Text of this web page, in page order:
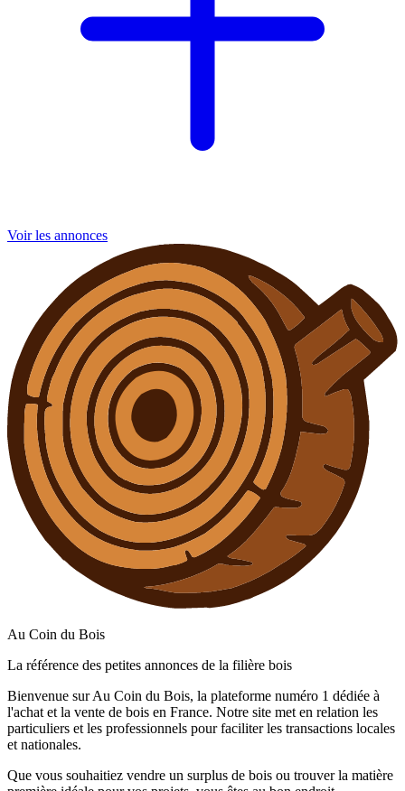
Voir les annonces
Au Coin du Bois
La référence des petites annonces de la filière bois
Bienvenue sur Au Coin du Bois, la plateforme numéro 1 dédiée à
l'achat et la vente de bois en France. Notre site met en relation les
particuliers et les professionnels pour faciliter les transactions locales
et nationales.
Que vous souhaitiez vendre un surplus de bois ou trouver la matière